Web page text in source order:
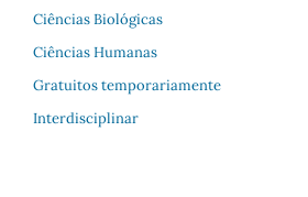
Ciências Biológicas
Ciências Humanas
Gratuitos temporariamente
Interdisciplinar